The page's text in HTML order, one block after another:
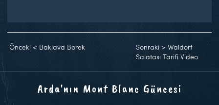
Önceki < Baklava Börek Sonraki >Waldorf
Salatası Tarifi Video
Arda'nın Mont Blanc Güncesi